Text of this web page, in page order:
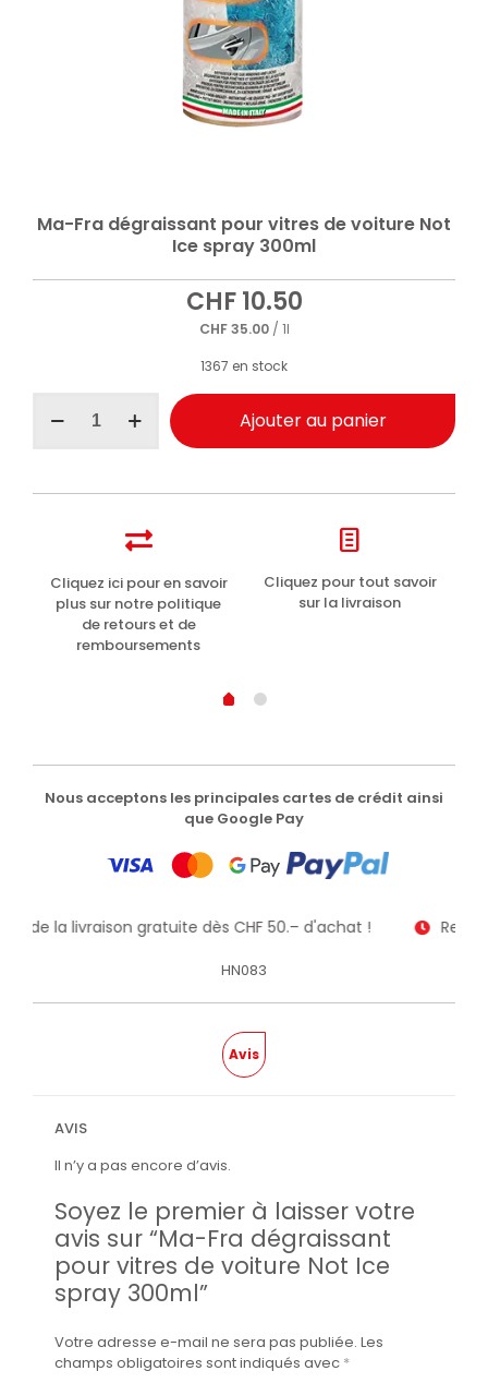
Ma-Fra dégraissant pour vitres de voiture Not
Ice spray 300ml
CHF10.50
CHF35.00/ 1l
1367 en stock
Not
300ml
Ajouter au panier
Cliquez ici pour en savoir
plus sur notre politique
de retours et de
remboursements
Cliquez pour tout savoir
sur la livraison
Nous acceptons les principales cartes de crédit ainsi
que Google Pay
de la livraison gratuite dès CHF 50.– d'achat !
HN083
Avis
AVIS
Il n’y a pas encore d’avis.
Soyez le premier à laisser votre
avis sur “Ma-Fra dégraissant
pour vitres de voiture Not Ice
spray 300ml”
Votre adresse e-mail ne sera pas publiée. Les
champs obligatoires sont indiqués avec *